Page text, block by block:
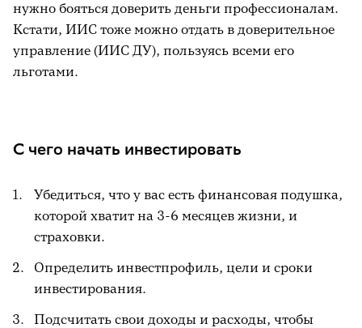
нужно бояться доверить деньги профессионалам.
Кстати, ИИС тоже можно отдать в доверительное
управление (ИИС ДУ), пользуясь всеми его
льготами.
С чего начать инвестировать
Убедиться, что у вас есть финансовая подушка,
которой хватит на 3-6 месяцев жизни, и
страховки.
Определить инвестпрофиль, цели и сроки
инвестирования.
Подсчитать свои доходы и расходы, чтобы